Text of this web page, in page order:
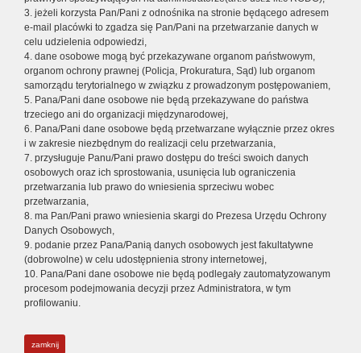
3. jeżeli korzysta Pan/Pani z odnośnika na stronie będącego adresem
e-mail placówki to zgadza się Pan/Pani na przetwarzanie danych w
celu udzielenia odpowiedzi,
4. dane osobowe mogą być przekazywane organom państwowym,
organom ochrony prawnej (Policja, Prokuratura, Sąd) lub organom
samorządu terytorialnego w związku z prowadzonym postępowaniem,
5. Pana/Pani dane osobowe nie będą przekazywane do państwa
trzeciego ani do organizacji międzynarodowej,
6. Pana/Pani dane osobowe będą przetwarzane wyłącznie przez okres
i w zakresie niezbędnym do realizacji celu przetwarzania,
7. przysługuje Panu/Pani prawo dostępu do treści swoich danych
osobowych oraz ich sprostowania, usunięcia lub ograniczenia
przetwarzania lub prawo do wniesienia sprzeciwu wobec
przetwarzania,
8. ma Pan/Pani prawo wniesienia skargi do Prezesa Urzędu Ochrony
Danych Osobowych,
9. podanie przez Pana/Panią danych osobowych jest fakultatywne
(dobrowolne) w celu udostępnienia strony internetowej,
10. Pana/Pani dane osobowe nie będą podlegały zautomatyzowanym
procesom podejmowania decyzji przez Administratora, w tym
profilowaniu.
zamknij